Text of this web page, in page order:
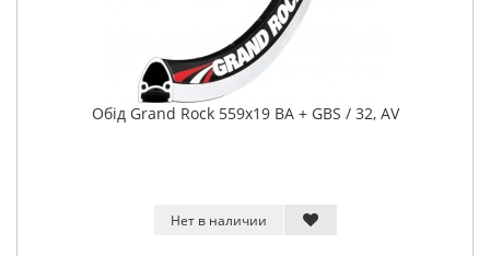
Обід Grand Rock 559x19 BA + GBS / 32, AV
Нет в наличии